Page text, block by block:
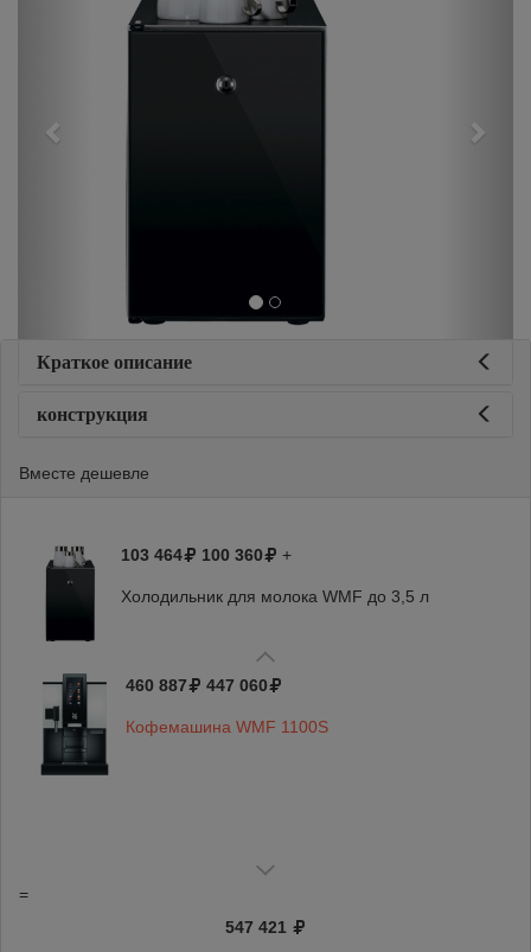
Краткое описание
конструкция
Вместе дешевле
103 464 100 360 +
Холодильник для молока WMF до 3,5 л
460 887 447 060
Кофемашина WMF 1100S
=
547 421